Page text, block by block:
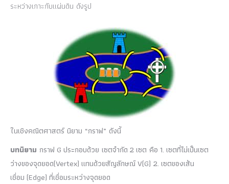
ระหว่างเกาะกับแผ่นดิน ดังรูป
ในเชิงคณิตศาสตร์ นิยาม “กราฟ” ดังนี้
บทนิยาม กราฟ G ประกอบด้วย เซตจำกัด 2 เซต คือ 1. เซตที่ไม่เป็นเซต
ว่างของจุดยอด(Vertex) แทนด้วยสัญลักษณ์ V(G) 2. เซตของเส้น
เชื่อม (Edge) ที่เชื่อมระหว่างจุดยอด